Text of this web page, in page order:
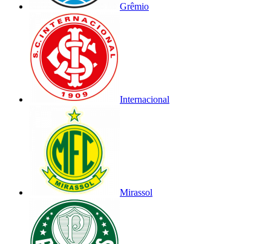
Grêmio
Internacional
Mirassol